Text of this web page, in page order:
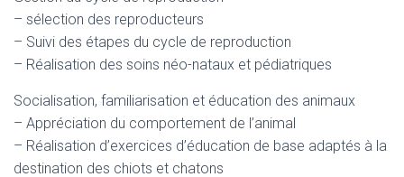
– sélection des reproducteurs
– Suivi des étapes du cycle de reproduction
– Réalisation des soins néo-nataux et pédiatriques
Socialisation, familiarisation et éducation des animaux
– Appréciation du comportement de l’animal
– Réalisation d’exercices d’éducation de base adaptés à la
destination des chiots et chatons